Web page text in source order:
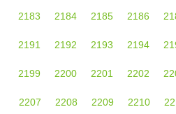
2183 2184 2185 2186
2191 2192 2193 2194
2199 2200 2201 2202
2207 2208 2209 2210